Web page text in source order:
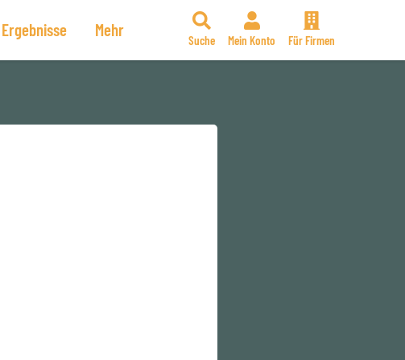
Ergebnisse Mehr
Suche Mein Konto Für Firmen